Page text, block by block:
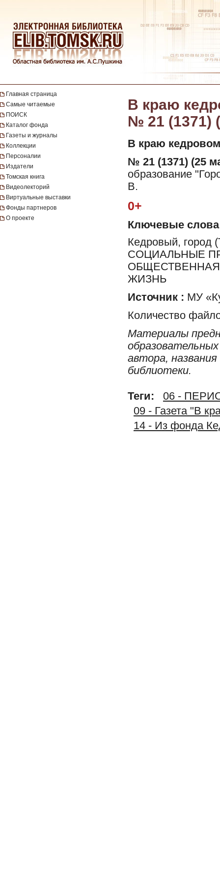
Главная страница
Самые читаемые
ПОИСК
Каталог фонда
Газеты и журналы
Коллекции
Персоналии
Издатели
Томская книга
Видеолекторий
Виртуальные выставки
Фонды партнеров
О проекте
В краю
№ 21 (1371)
В краю
№ 21 (1371) (25
образование
В.
0+
Ключевые слова
Кедровый,
СОЦИАЛЬНЫЕ
ЖИЗНЬ
Источник : МУ
Количество
Материалы
автора,
библиотеки.
Теги:
06 -
09 - Газета "В
14 - Из фонда